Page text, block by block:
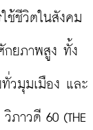
ช้ชีวิตในสังคม
กยภาพสูง ทั้ง
วมุมเมือง และ
าวดี 60 (THE